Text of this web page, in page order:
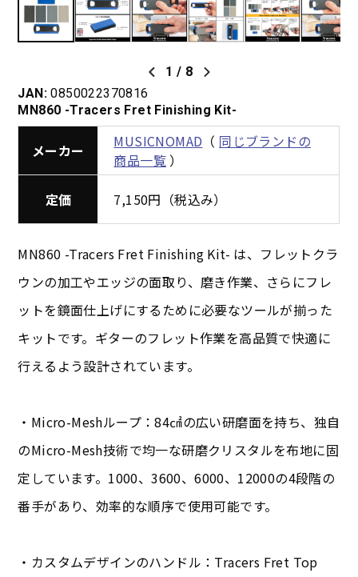
1 / 8
JAN: 0850022370816
MN860 -Tracers Fret Finishing Kit-
メーカー MUSICNOMAD （ 同じブランドの
商品一覧 ）
定価 7,150円（税込み）
MN860 -Tracers Fret Finishing Kit- は、フレットクラ
ウンの加工やエッジの面取り、磨き作業、さらにフレ
ットを鏡面仕上げにするために必要なツールが揃った
キットです。ギターのフレット作業を高品質で快適に
行えるよう設計されています。
・Micro-Meshループ：84㎠の広い研磨面を持ち、独自
のMicro-Mesh技術で均一な研磨クリスタルを布地に固
定しています。1000、3600、6000、12000の4段階の
番手があり、効率的な順序で使用可能です。
・カスタムデザインのハンドル：Tracers Fret Top